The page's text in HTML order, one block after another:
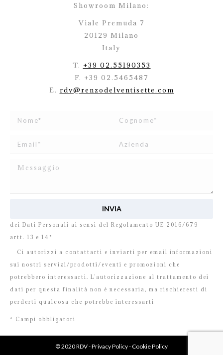
Showroom Milano:
Viale Premuda 7
20129 Milano
Italy
T. +39 02.55190353
F. +39 02.5465487
E. rdv@renzodelventisette.com
dei Dati Personali ai sensi del Regolamento UE 2016/679
artt. 13 e 14*
Ci autorizzi a contattarti e inviarti per email informazioni
sui nostri servizi/prodotti/eventi e promozioni che
potrebbero interessarti. L’autorizzazione al trattamento dei
dati per questa finalità non è necessaria, ma rischieresti di
perderti qualcosa che potrebbe interessarti
* Campi obbligatori
© 2020 RDV -Privacy Policy-Cookie Policy